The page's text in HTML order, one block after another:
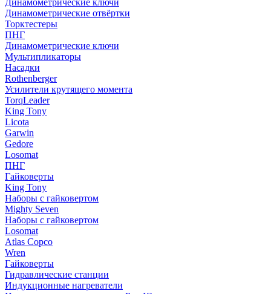
Динамометрические ключи
Динамометрические отвёртки
Торктестеры
ПНГ
Динамометрические ключи
Мультипликаторы
Насадки
Rothenberger
Усилители крутящего момента
TorqLeader
King Tony
Licota
Garwin
Gedore
Losomat
ПНГ
Гайковерты
King Tony
Наборы с гайковертом
Mighty Seven
Наборы с гайковертом
Losomat
Atlas Copco
Wren
Гайковерты
Гидравлические станции
Индукционные нагреватели